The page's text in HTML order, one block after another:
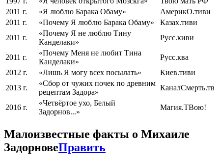
2011 г.
«Я люблю Барака Обаму»
АмерикО.тиви
2011 г.
«Почему Я люблю Барака Обаму»
Казах.тиви
2011 г.
«Почему Я не люблю Тину
Канделаки»
Русс.киви
2011 г.
«Почему Меня не любит Тина
Канделаки»
Русс.ква
2012 г.
«Лишь Я могу всех посылать»
Киев.тиви
2013 г.
«Сбор от чужих почек по древним
рецептам Задора»
КаналСмерть.тв
2016 г.
«Четвёртое ухо, Белый
Задорнов...»
Магия.ТВою!
Малоизвестные факты о Михаиле
ЗадорновеПравить